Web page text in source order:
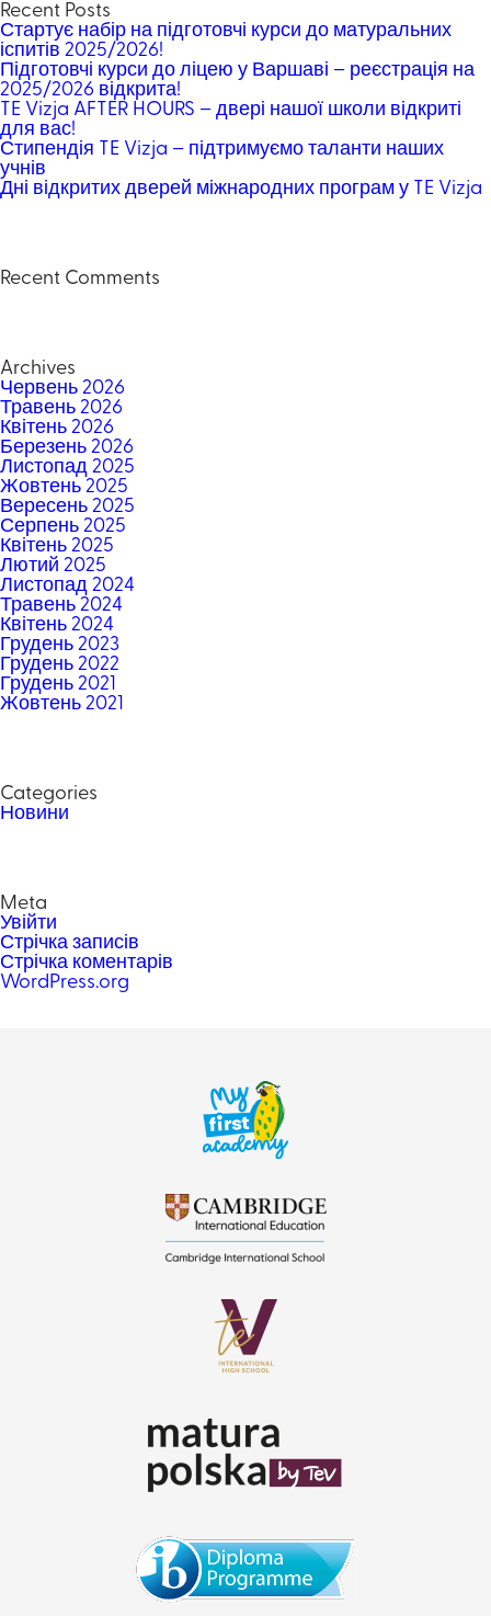
Recent Posts
Стартує набір на підготовчі курси до матуральних
іспитів 2025/2026!
Підготовчі курси до ліцею у Варшаві – реєстрація на
2025/2026 відкрита!
TE Vizja AFTER HOURS – двері нашої школи відкриті
для вас!
Стипендія TE Vizja – підтримуємо таланти наших
учнів
Дні відкритих дверей міжнародних програм у TE Vizja
Recent Comments
Archives
Червень 2026
Травень 2026
Квітень 2026
Березень 2026
Листопад 2025
Жовтень 2025
Вересень 2025
Серпень 2025
Квітень 2025
Лютий 2025
Листопад 2024
Травень 2024
Квітень 2024
Грудень 2023
Грудень 2022
Грудень 2021
Жовтень 2021
Categories
Новини
Meta
Увійти
Стрічка записів
Стрічка коментарів
WordPress.org